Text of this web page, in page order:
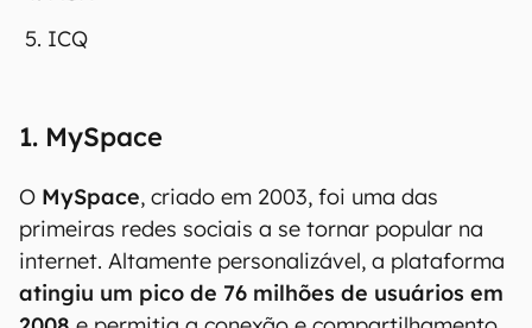
ICQ
1. MySpace
O MySpace, criado em 2003, foi uma das
primeiras redes sociais a se tornar popular na
internet. Altamente personalizável, a plataforma
atingiu um pico de 76 milhões de usuários em